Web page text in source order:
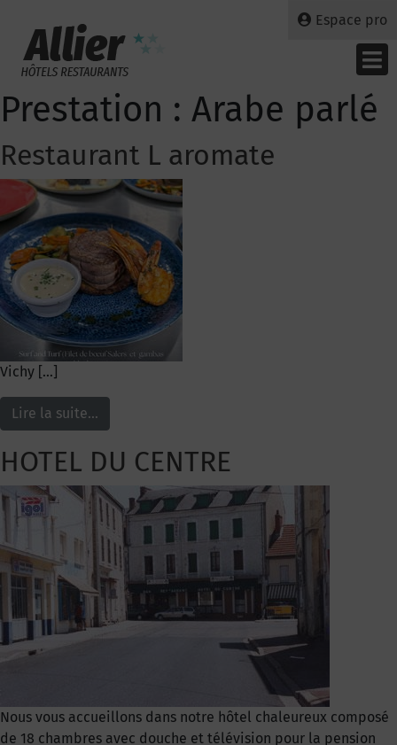
Espace pro
Prestation : Arabe parlé
Restaurant L aromate
Vichy […]
Lire la suite…
HOTEL DU CENTRE
Nous vous accueillons dans notre hôtel chaleureux composé
de 18 chambres avec douche et télévision pour la pension